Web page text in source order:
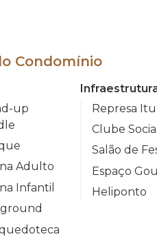
Condomínio
up
Adulto
Infantil
Represa
Clube Social
Salão de
Espaço
Heliponto